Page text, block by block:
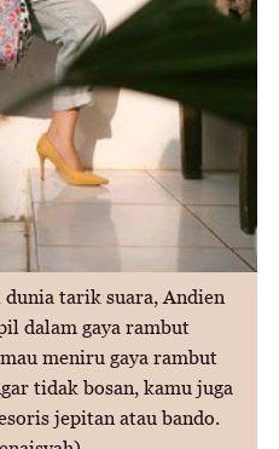
dunia tarik suara, Andien
dalam gaya rambut
meniru gaya rambut
tidak bosan, kamu juga
jepitan atau bando.